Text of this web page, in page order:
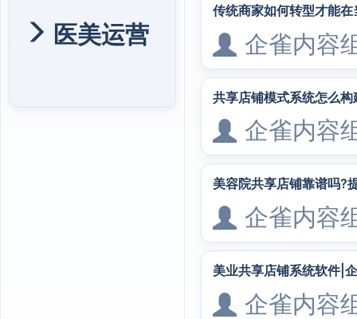
医美运营
传统商家如何转型才能在
企雀内容
共享店铺模式系统怎么
企雀内容
美容院共享店铺靠谱吗?
企雀内容
美业共享店铺系统软件|
企雀内容